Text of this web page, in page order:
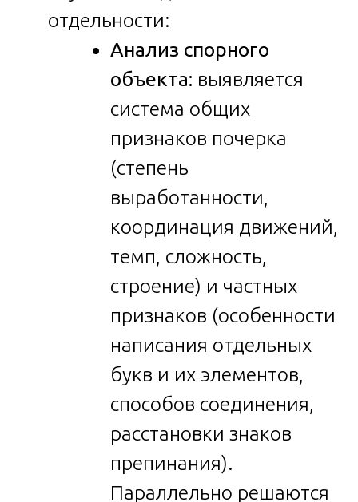
отдельности:
Анализ спорного
объекта: выявляется
система общих
признаков почерка
(степень
выработанности,
координация движений,
темп, сложность,
строение) и частных
признаков (особенности
написания отдельных
букв и их элементов,
способов соединения,
расстановки знаков
препинания).
Параллельно решаются